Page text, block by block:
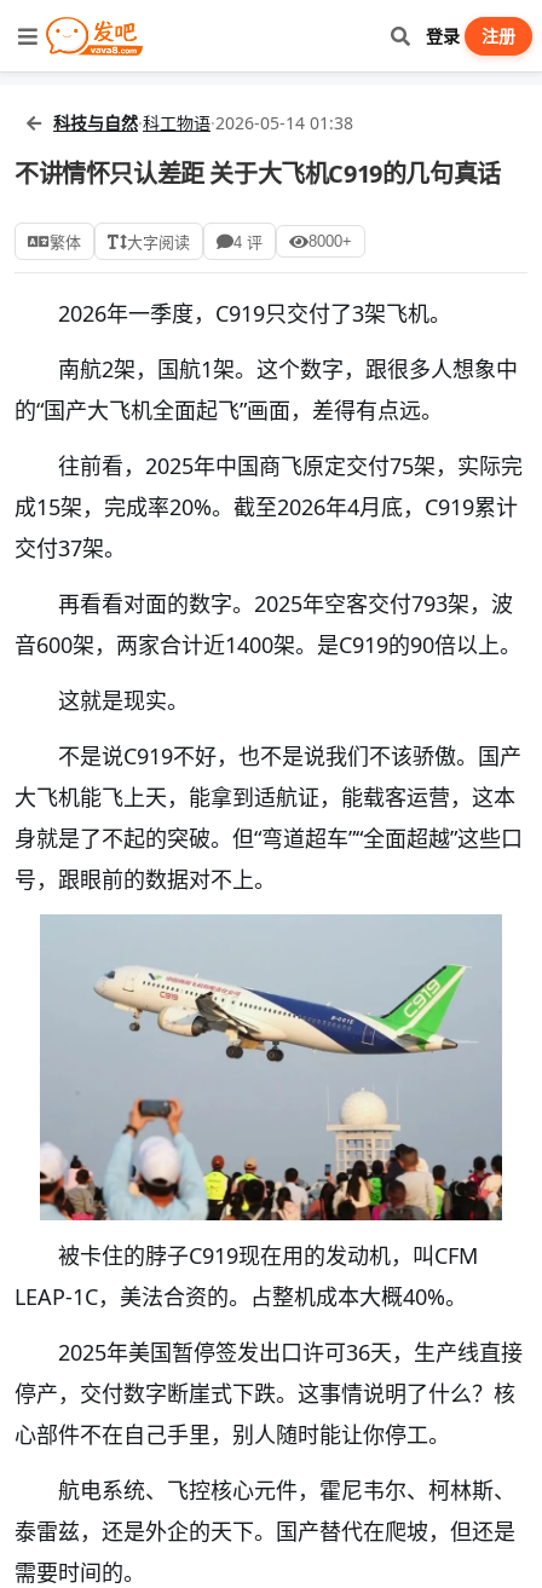
登录 注册
科技与自然·科工物语·2026-05-14 01:38
不讲情怀只认差距 关于大飞机C919的几句真话
繁体 大字阅读 4 评 8000+
2026年一季度，C919只交付了3架飞机。
南航2架，国航1架。这个数字，跟很多人想象中
的“国产大飞机全面起飞”画面，差得有点远。
往前看，2025年中国商飞原定交付75架，实际完
成15架，完成率20%。截至2026年4月底，C919累计
交付37架。
再看看对面的数字。2025年空客交付793架，波
音600架，两家合计近1400架。是C919的90倍以上。
这就是现实。
不是说C919不好，也不是说我们不该骄傲。国产
大飞机能飞上天，能拿到适航证，能载客运营，这本
身就是了不起的突破。但“弯道超车”“全面超越”这些口
号，跟眼前的数据对不上。
被卡住的脖子C919现在用的发动机，叫CFM
LEAP-1C，美法合资的。占整机成本大概40%。
2025年美国暂停签发出口许可36天，生产线直接
停产，交付数字断崖式下跌。这事情说明了什么？核
心部件不在自己手里，别人随时能让你停工。
航电系统、飞控核心元件，霍尼韦尔、柯林斯、
泰雷兹，还是外企的天下。国产替代在爬坡，但还是
需要时间的。